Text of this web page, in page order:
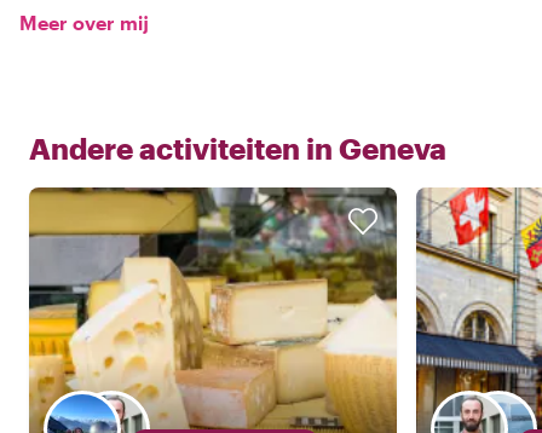
Meer over mij
Andere activiteiten in Geneva